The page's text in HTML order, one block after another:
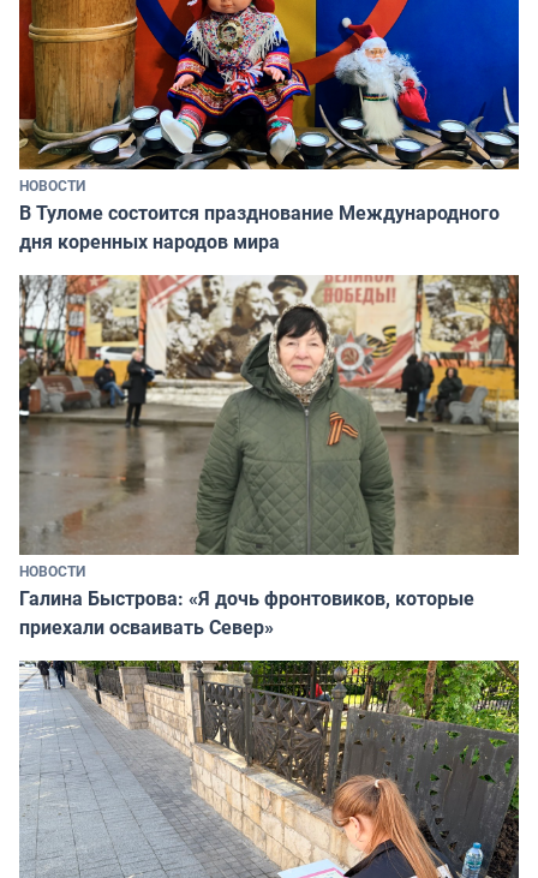
НОВОСТИ
В Туломе состоится празднование Международного
дня коренных народов мира
НОВОСТИ
Галина Быстрова: «Я дочь фронтовиков, которые
приехали осваивать Север»